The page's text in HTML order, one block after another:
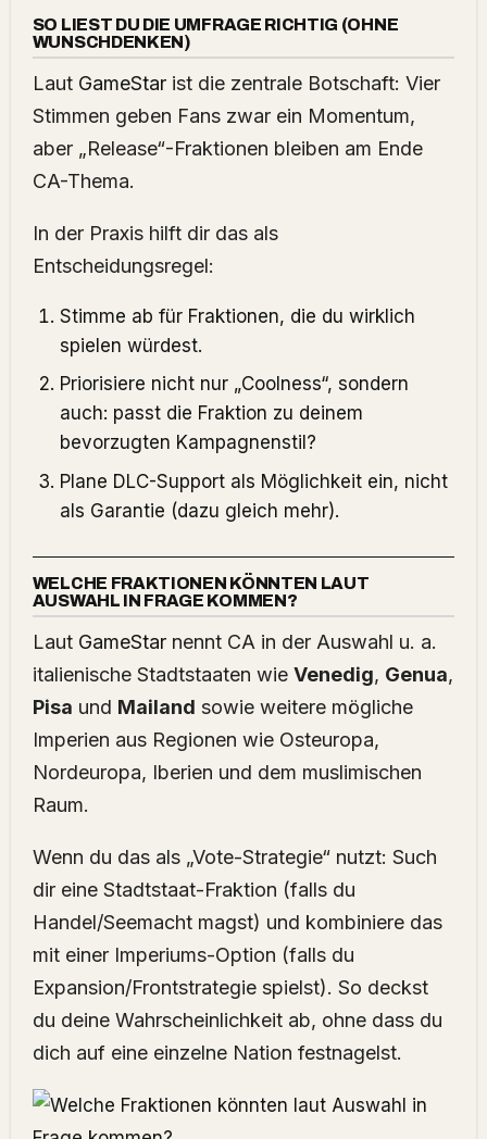
SO LIEST DU DIE UMFRAGE RICHTIG (OHNE
WUNSCHDENKEN)
Laut GameStarist die zentrale Botschaft: Vier
Stimmen geben Fans zwar ein Momentum,
aber „Release“-Fraktionen bleiben am Ende
CA-Thema.
In der Praxis hilft dir das als
Entscheidungsregel:
Stimme ab für Fraktionen, die du wirklich
spielen würdest.
Priorisiere nicht nur „Coolness“, sondern
auch: passt die Fraktion zu deinem
bevorzugten Kampagnenstil?
Plane DLC-Support als Möglichkeit ein, nicht
als Garantie (dazu gleich mehr).
WELCHE FRAKTIONEN KÖNNTEN LAUT
AUSWAHL IN FRAGE KOMMEN?
Laut GameStarnennt CA in der Auswahl u. a.
italienische Stadtstaaten wie Venedig, Genua,
Pisa und Mailand sowie weitere mögliche
Imperien aus Regionen wie Osteuropa,
Nordeuropa, Iberien und dem muslimischen
Raum.
Wenn du das als „Vote-Strategie“ nutzt: Such
dir eine Stadtstaat-Fraktion (falls du
Handel/Seemacht magst) und kombiniere das
mit einer Imperiums-Option (falls du
Expansion/Frontstrategie spielst). So deckst
du deine Wahrscheinlichkeit ab, ohne dass du
dich auf eine einzelne Nation festnagelst.